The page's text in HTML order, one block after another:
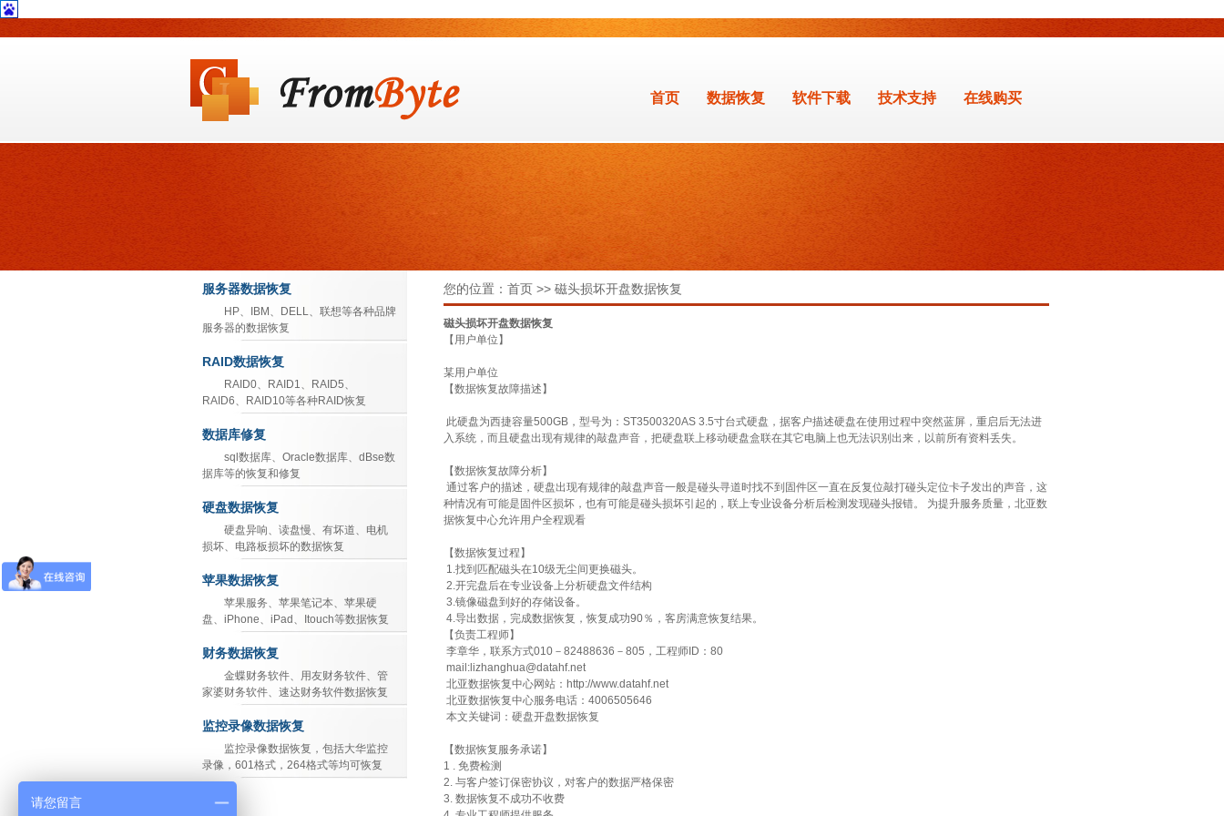
首页 数据恢复 软件下载 技术支持 在线购买
服务器数据恢复
HP、IBM、DELL、联想等各种品牌
服务器的数据恢复
RAID数据恢复
RAID0、RAID1、RAID5、
RAID6、RAID10等各种RAID恢复
数据库修复
sql数据库、Oracle数据库、dBse数
据库等的恢复和修复
硬盘数据恢复
硬盘异响、读盘慢、有坏道、电机
损坏、电路板损坏的数据恢复
苹果数据恢复
苹果服务、苹果笔记本、苹果硬
盘、iPhone、iPad、Itouch等数据恢复
财务数据恢复
金蝶财务软件、用友财务软件、管
家婆财务软件、速达财务软件数据恢复
监控录像数据恢复
监控录像数据恢复，包括大华监控
录像，601格式，264格式等均可恢复
您的位置：首页 >> 磁头损坏开盘数据恢复
磁头损坏开盘数据恢复
【用户单位】
某用户单位
【数据恢复故障描述】
此硬盘为西捷容量500GB，型号为：ST3500320AS 3.5寸台式硬盘，据客户描述硬盘在使用过程中突然蓝屏，重启后无法进
入系统，而且硬盘出现有规律的敲盘声音，把硬盘联上移动硬盘盒联在其它电脑上也无法识别出来，以前所有资料丢失。
【数据恢复故障分析】
通过客户的描述，硬盘出现有规律的敲盘声音一般是碰头寻道时找不到固件区一直在反复位敲打碰头定位卡子发出的声音，这
种情况有可能是固件区损坏，也有可能是碰头损坏引起的，联上专业设备分析后检测发现碰头报错。 为提升服务质量，北亚数
据恢复中心允许用户全程观看
【数据恢复过程】
1.找到匹配磁头在10级无尘间更换磁头。
2.开完盘后在专业设备上分析硬盘文件结构
3.镜像磁盘到好的存储设备。
4.导出数据，完成数据恢复，恢复成功90％，客房满意恢复结果。
【负责工程师】
李章华，联系方式010－82488636－805，工程师ID：80
mail:lizhanghua@datahf.net
北亚数据恢复中心网站： http://www.datahf.net
北亚数据恢复中心服务电话：4006505646
本文关键词： 硬盘开盘数据恢复
【数据恢复服务承诺】
1 . 免费检测
2. 与客户签订保密协议，对客户的数据严格保密
3. 数据恢复不成功不收费
请您留言